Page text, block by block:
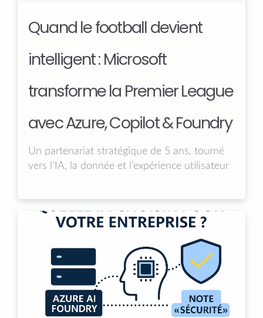
Quand le football devient
intelligent : Microsoft
transforme la Premier League
avec Azure, Copilot & Foundry
Un partenariat stratégique de 5 ans, tourné
vers l’IA, la donnée et l’expérience utilisateur